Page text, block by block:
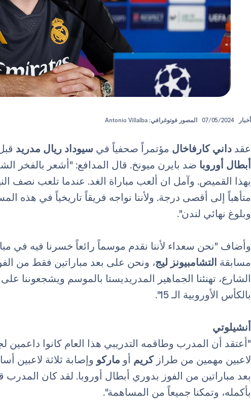
أخبار 07/05/2024 المصور فوتوغرافي: Antonio Villalba
عقد داني كارفاخال مؤتمراً صحفياً في سيوداد ريال مدريد
أبطال أوروبا ضد بايرن ميونخ. قال المدافع: "أشعر بالفخر
بهذا القميص. وآمل ان ألعب مباراة الغد. عندما تلعب نصف
متأهباً إلى أقصى درجة. ولأننا نواجه فريقاً تاريخياً في هذه
وبلوغ نهائي لندن".
وأضاف "نحن سعداء لأننا نقدم موسماً رائعاً خسرنا فيه في
مسابقة التشامبيونز ليج، ونحن على بعد مباراتين فقط من
الشارع، تهنئنا الجماهير المدريديستا بالموسم ويشجعوننا
بالكأس الأوروبية الـ 15".
أنشيلوتي
"أعتقد أن المدرب وطاقمه التدريبي هذا العام كانوا داعمين
لاعبين مهمين من طرازكريم أو ماركو وإصابة ثلاثة لاعبين
بعد مباراتين من الفوز بدوري أبطال أوروبا. لقد كان المدرب
بأكمله، وتمكنا جميعاً من المساهمة".